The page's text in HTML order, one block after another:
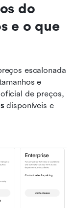
do
e o que
escalonada
e
de preços,
disponíveis e